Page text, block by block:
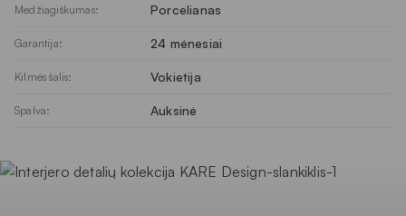
Medžiagiškumas: Porcelianas
Garantija: 24 mėnesiai
Kilmės šalis: Vokietija
Spalva: Auksinė